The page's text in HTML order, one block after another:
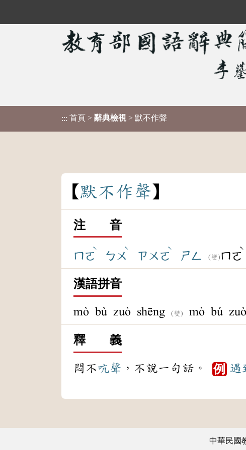
::: 首頁 > 辭典檢視 > 默不作聲
默 不作聲
注 音
ㄇㄛ
ˋ
ㄅㄨ
ˋ
ㄗㄨㄛ
ˋ
ㄕㄥ (變) ㄇㄛ
ˋ
漢語拼音
mò bù zuò shēng (變) mò bú
釋 義
悶不吭聲 ，不說一句話。 例 遇
中華民國